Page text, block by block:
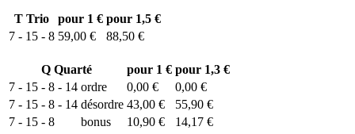
T Trio pour 1 € pour 1,5 €
7 - 15 - 8 59,00 € 88,50 €
QQuarté pour 1 € pour 1,3 €
7 - 15 - 8 - 14 ordre 0,00 €
0,00 €
7 - 15 - 8 - 14 désordre 43,00 €
55,90 €
7 - 15 - 8
bonus 10,90 € 14,17 €